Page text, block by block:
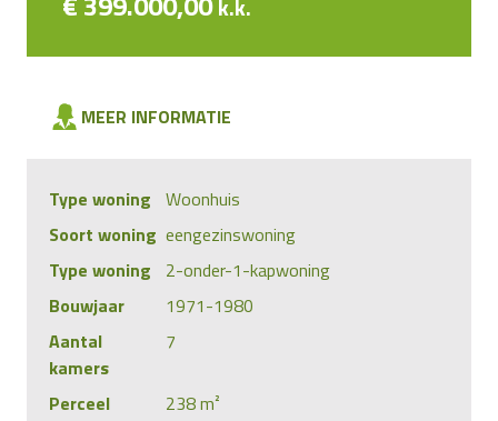
k.k.
MEER INFORMATIE
Type woning Woonhuis
Soort woning eengezinswoning
Type woning
2-onder-1-kapwoning
Bouwjaar
1971-1980
Aantal
kamers
7
Perceel
238 m²